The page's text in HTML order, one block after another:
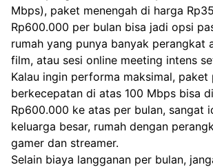
Mbps), paket menengah di harga
Rp600.000 per bulan bisa jadi opsi
rumah yang punya banyak perangkat
film, atau sesi online meeting intens
Kalau ingin performa maksimal, paket
berkecepatan di atas 100 Mbps bisa
Rp600.000 ke atas per bulan, sangat
keluarga besar, rumah dengan
gamer dan streamer.
Selain biaya langganan per bulan,